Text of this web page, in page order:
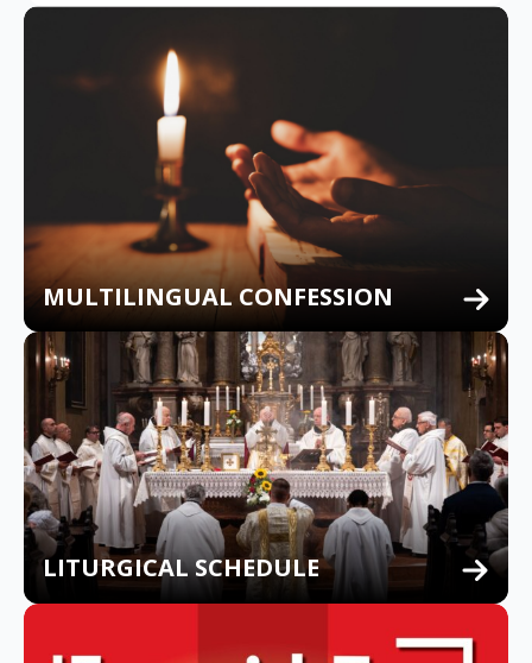
MULTILINGUAL CONFESSION
LITURGICAL SCHEDULE